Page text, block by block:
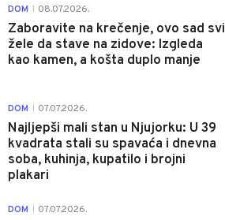
DOM 08.07.2026.
Zaboravite na krečenje, ovo sad svi
žele da stave na zidove: Izgleda
kao kamen, a košta duplo manje
DOM 07.07.2026.
Najljepši mali stan u Njujorku: U 39
kvadrata stali su spavaća i dnevna
soba, kuhinja, kupatilo i brojni
plakari
DOM 07.07.2026.